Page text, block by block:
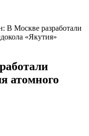
В Москве разработали
«Якутия»
атомного